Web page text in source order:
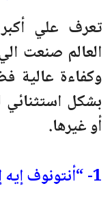
تعرف علي
العالم صنعت
وكفاءة عالية
بشكل
أو غيرها.
1- “أنتونوف إيه إن- 225 مريا”